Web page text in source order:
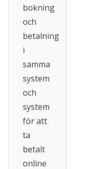
bokning
och
betalning
i
samma
system
och
system
för att
ta
betalt
online